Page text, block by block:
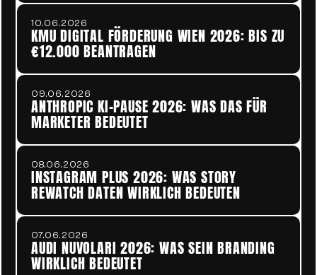
10.06.2026
KMU DIGITAL FÖRDERUNG WIEN 2026: BIS ZU
€12.000 BEANTRAGEN
09.06.2026
ANTHROPIC KI-PAUSE 2026: WAS DAS FÜR
MARKETER BEDEUTET
08.06.2026
INSTAGRAM PLUS 2026: WAS STORY
REWATCH DATEN WIRKLICH BEDEUTEN
07.06.2026
AUDI NUVOLARI 2026: WAS SEIN BRANDING
WIRKLICH BEDEUTET